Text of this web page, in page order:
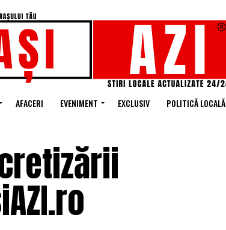
AFACERI EVENIMENT EXCLUSIV POLITICĂ LOCALĂ